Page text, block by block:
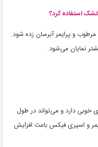
و پرایمر آبرسان زده شود.
نمایان می‌شود.
خوبی دارد و می‌تواند در طول
و اسپری فیکس باعث افزایش